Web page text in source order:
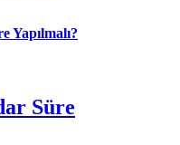
Yapılmalı?
Süre